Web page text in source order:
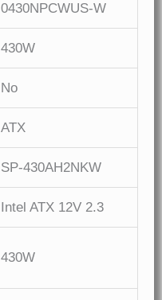
0430NPCWUS-W
430W
No
ATX
SP-430AH2NKW
Intel ATX 12V 2.3
430W